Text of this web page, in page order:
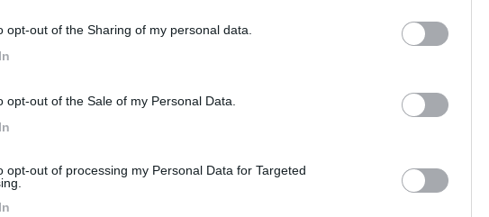
opt-out of the Sharing of my personal data.
opt-out of the Sale of my Personal Data.
opt-out of processing my Personal Data for Targeted
e pezzi di legno) è cosa facile e non si rovina il camper. Noi l'abbiam fatto
chissàcosa.. l'unica difficoltà mi sa è trovare il legno della stessa tonalità e tipo
dinette e a quelli esterni ci attacchi in mezzo (dove c'è il tratto senza legno),
sottili di ferro con 4 buchi e fissi il pannello centrale ai due laterali. Così
quadrata di 1 cm. Fissi questo legno in posizione orizzontale sia al bordo
di legno ci puoi appoggiare un asse di compensato. Se il gavone è molto
ralizzare un controtelaietto sempre il legno di sezione quadrata di 1 cmq
insomma.. poi finito tutto ci metti sopra i cuscini e hai il tuo divano sempre